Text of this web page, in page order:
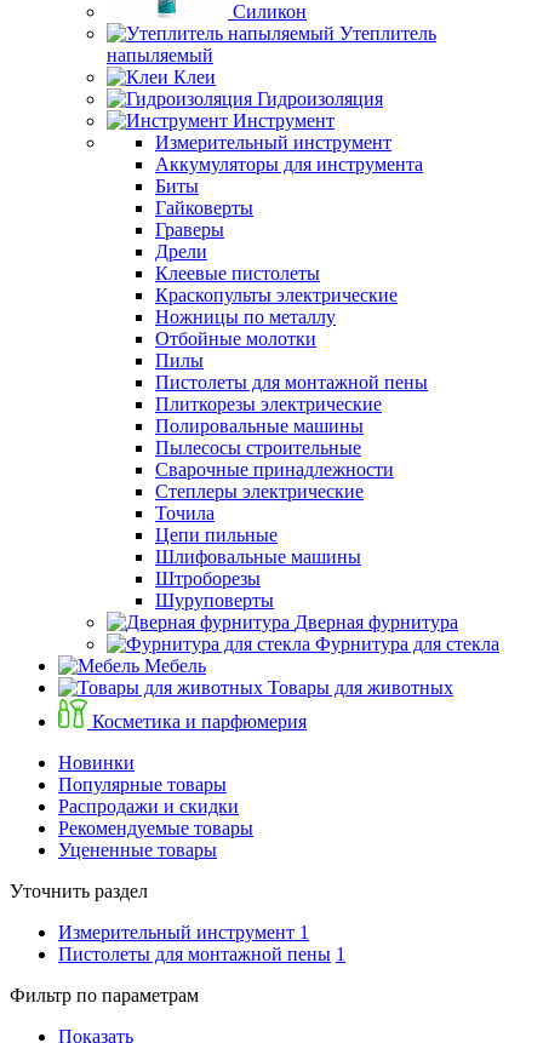
Силикон
Утеплитель
напыляемый
Клеи
Гидроизоляция
Инструмент
Измерительный инструмент
Аккумуляторы для инструмента
Биты
Гайковерты
Граверы
Дрели
Клеевые пистолеты
Краскопульты электрические
Ножницы по металлу
Отбойные молотки
Пилы
Пистолеты для монтажной пены
Плиткорезы электрические
Полировальные машины
Пылесосы строительные
Сварочные принадлежности
Степлеры электрические
Точила
Цепи пильные
Шлифовальные машины
Штроборезы
Шуруповерты
Дверная фурнитура
Фурнитура для стекла
Мебель
Товары для животных
Косметика и парфюмерия
Новинки
Популярные товары
Распродажи и скидки
Рекомендуемые товары
Уцененные товары
Уточнить раздел
Измерительный инструмент 1
Пистолеты для монтажной пены 1
Фильтр по параметрам
Показать